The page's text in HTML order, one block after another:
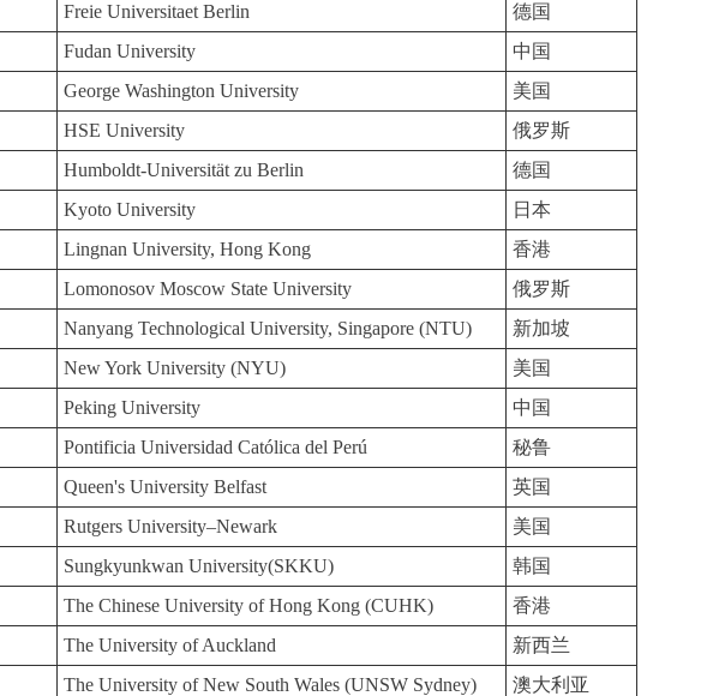
Freie Universitaet Berlin
德国
Fudan University
中国
George Washington University
美国
HSE University
俄罗斯
Humboldt-Universität zu Berlin
德国
Kyoto University
日本
Lingnan University, Hong Kong
香港
Lomonosov Moscow State University
俄罗斯
Nanyang Technological University, Singapore (NTU)
新加坡
New York University (NYU)
美国
Peking University
中国
Pontificia Universidad Católica del Perú
秘鲁
Queen's University Belfast
英国
Rutgers University–Newark
美国
Sungkyunkwan University(SKKU)
韩国
The Chinese University of Hong Kong (CUHK)
香港
The University of Auckland
新西兰
The University of New South Wales (UNSW Sydney)
澳大利亚